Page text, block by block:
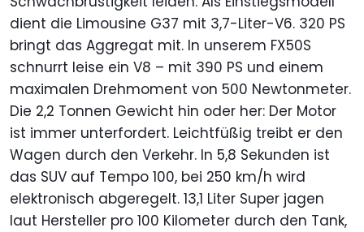
dient die Limousine G37 mit 3,7-Liter-V6. 320 PS
bringt das Aggregat mit. In unserem FX50S
schnurrt leise ein V8 – mit 390 PS und einem
maximalen Drehmoment von 500 Newtonmeter.
Die 2,2 Tonnen Gewicht hin oder her: Der Motor
ist immer unterfordert. Leichtfüßig treibt er den
Wagen durch den Verkehr. In 5,8 Sekunden ist
das SUV auf Tempo 100, bei 250 km/h wird
elektronisch abgeregelt. 13,1 Liter Super jagen
laut Hersteller pro 100 Kilometer durch den Tank,